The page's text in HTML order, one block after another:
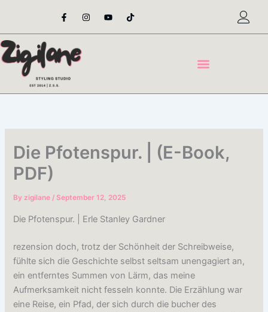
content
F
a
e
o
o
-
I
n
t
Y
o
t
T
i
t
Die Pfotenspur. | (E-Book,
PDF)
Byzigilane/ September 12, 2025
Die Pfotenspur. | Erle Stanley Gardner
rezension doch, trotz der Schönheit der Schreibweise,
fühlte sich die Geschichte selbst seltsam unengagiert an,
ein entferntes Summen von Lärm, das meine
Aufmerksamkeit nicht fesseln konnte. Die Erzählung war
eine Reise, ein Pfad, der sich durch die bucher des